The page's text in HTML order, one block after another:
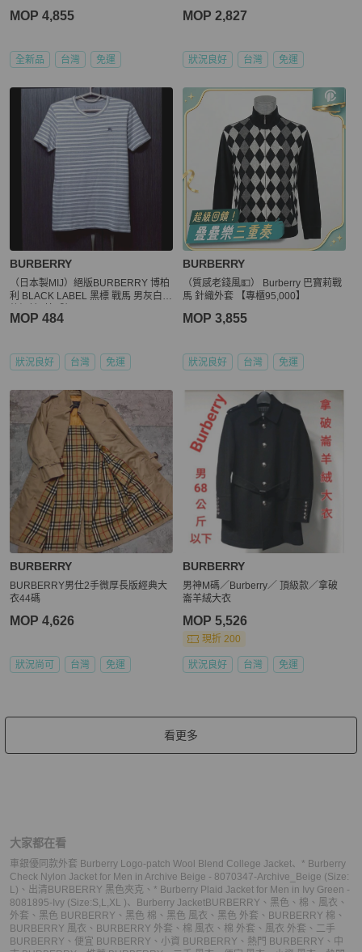
MOP 4,855
全新品 台灣 免運
MOP 2,827
狀況良好 台灣 免運
BURBERRY
（日本製MIJ）絕版BURBERRY 博柏
利 BLACK LABEL 黑標 戰馬 男灰白條
MOP 484
狀況良好 台灣 免運
BURBERRY
（質感老錢風💵） Burberry 巴寶莉戰
馬 針織外套 【專櫃95,000】
MOP 3,855
狀況良好 台灣 免運
BURBERRY
BURBERRY男仕2手微厚長版經典大
衣44碼
MOP 4,626
狀況尚可 台灣 免運
BURBERRY
男神M碼／Burberry／ 頂級款／拿破
崙羊絨大衣
MOP 5,526
現折 200
狀況良好 台灣 免運
看更多
大家都在看
車銀優同款外套 Burberry Logo-patch Wool Blend College Jacket、 * Burberry
Check Nylon Jacket for Men in Archive Beige - 8070347-Archive_Beige (Size:
L) 、 出清BURBERRY 黑色夾克 、 * Burberry Plaid Jacket for Men in Ivy Green -
8081895-Ivy (Size:S,L,XL )、 Burberry JacketBURBERRY 、 黑色 、 棉 、 風衣 、
外套 、 黑色 BURBERRY 、 黑色 棉 、 黑色 風衣 、 黑色 外套 、 BURBERRY 棉 、
BURBERRY 風衣 、 BURBERRY 外套 、 棉 風衣 、 棉 外套 、 風衣 外套 、 二手
BURBERRY 、 便宜 BURBERRY 、 小資 BURBERRY 、 熱門 BURBERRY 、 中